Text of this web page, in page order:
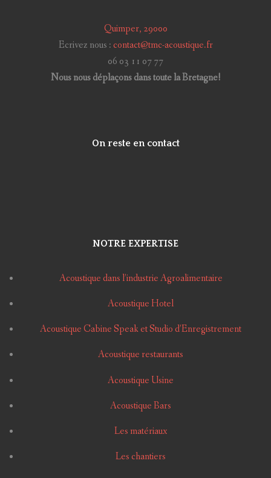
Quimper, 29000
Ecrivez nous :contact@tmc-acoustique.fr
06 03 11 07 77
Nous nous déplaçons dans toute la Bretagne!
On reste en contact
NOTRE EXPERTISE
Acoustique dans l’industrie Agroalimentaire
Acoustique Hotel
Acoustique Cabine Speak et Studio d’Enregistrement
Acoustique restaurants
Acoustique Usine
Acoustique Bars
Les matériaux
Les chantiers